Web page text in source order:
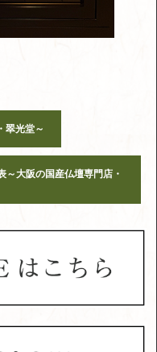
翠光堂～
大阪の国産仏壇専門店・